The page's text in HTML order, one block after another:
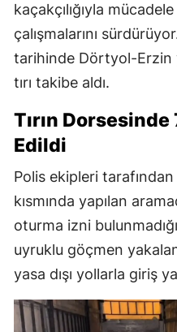
kaçakçılığıyla
çalışmalarını
tarihinde Dörtyol-Erzin
tırı takibe aldı.
Tırın
Edildi
Polis ekipleri
kısmında yapılan
oturma izni
uyruklu göçmen
yasa dışı yollarla giriş